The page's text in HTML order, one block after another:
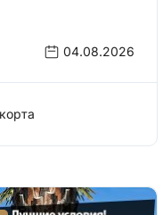
04.08.2026